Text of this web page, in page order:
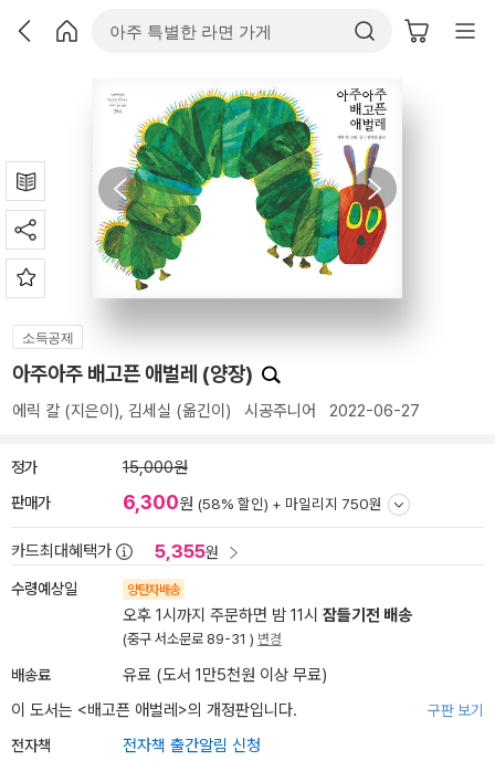
소득공제
아주아주 배고픈 애벌레 (양장)
에릭 칼 (지은이), 김세실 (옮긴이) 시공주니어 2022-06-27
정가 15,000원
판매가 6,300원 (58% 할인) + 마일리지 750원
카드최대혜택가 5,355원
수령예상일 양탄자배송
오후 1시까지 주문하면 밤 11시 잠들기전 배송
(중구 서소문로 89-31 ) 변경
배송료
유료 (도서 1만5천원 이상 무료)
이 도서는 <배고픈 애벌레 >의 개정판입니다. 구판 보기
전자책 전자책 출간알림 신청